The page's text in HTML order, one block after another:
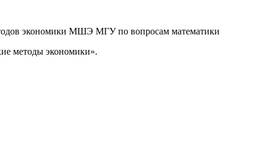
экономики МШЭ МГУ по вопросам математики
методы экономики».